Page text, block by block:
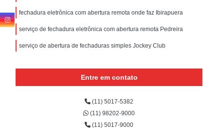
fechadura eletrônica com abertura remota onde faz Ibirapuera
serviço de fechadura eletrônica com abertura remota Pedreira
serviço de abertura de fechaduras simples Jockey Club
Entre em contato
(11) 5017-5382
(11) 98202-9000
(11) 5017-9000